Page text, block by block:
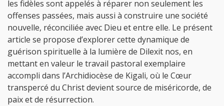
les fidèles sont appelés à réparer non seulement les
offenses passées, mais aussi à construire une société
nouvelle, réconciliée avec Dieu et entre elle. Le présent
article se propose d’explorer cette dynamique de
guérison spirituelle à la lumière de Dilexit nos, en
mettant en valeur le travail pastoral exemplaire
accompli dans l’Archidiocèse de Kigali, où le Cœur
transpercé du Christ devient source de miséricorde, de
paix et de résurrection.